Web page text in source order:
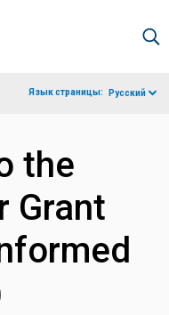
Язык страницы: Русский
the
Grant